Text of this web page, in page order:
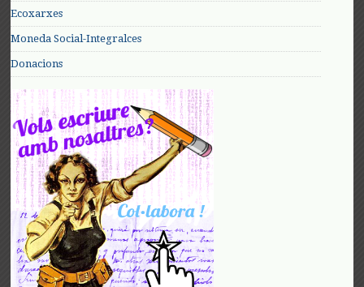
Ecoxarxes
Moneda Social-Integralces
Donacions